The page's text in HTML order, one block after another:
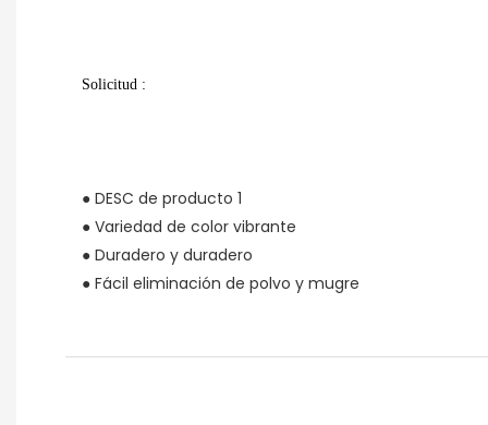
Solicitud :
● DESC de producto 1
● Variedad de color vibrante
● Duradero y duradero
● Fácil eliminación de polvo y mugre